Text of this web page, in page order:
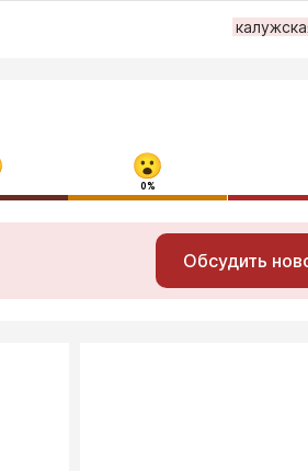
0%
Обсудить